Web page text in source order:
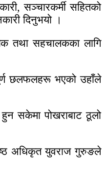
सञ्चारकर्मी सहितको
दिनुभयो ।
तथा सहचालकका लागि
छलफलहरू भएको उहाँले
हुन सकेमा पोखराबाट ठूलो
अधिकृत युवराज गुरुङले